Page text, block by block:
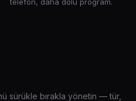
sürükle bırakla yönetin — tür,